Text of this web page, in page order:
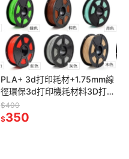
PLA+ 3d打印耗材+1.75mm線
徑環保3d打印機耗材料3D打印
筆材料
$400
$350